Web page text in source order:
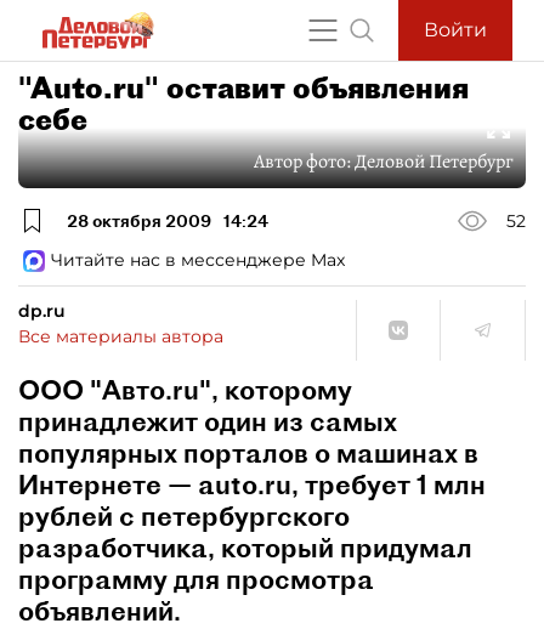
Войти
"Auto.ru" оставит объявления
себе
Автор фото:Деловой Петербург
28 октября 2009 14:24
52
Читайте нас в мессенджере Max
dp.ru
Все материалы автора
ООО "Авто.ru", которому
принадлежит один из самых
популярных порталов о машинах в
Интернете — auto.ru, требует 1 млн
рублей с петербургского
разработчика, который придумал
программу для просмотра
объявлений.